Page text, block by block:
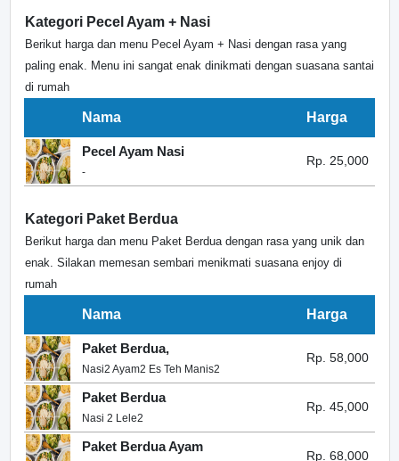
Kategori Pecel Ayam + Nasi
Berikut harga dan menu Pecel Ayam + Nasi dengan rasa yang
paling enak. Menu ini sangat enak dinikmati dengan suasana santai
di rumah
Nama Harga
Pecel Ayam Nasi
-
Rp. 25,000
Kategori Paket Berdua
Berikut harga dan menu Paket Berdua dengan rasa yang unik dan
enak. Silakan memesan sembari menikmati suasana enjoy di
rumah
Nama Harga
Paket Berdua,
Nasi2 Ayam2 Es Teh Manis2
Rp. 58,000
Paket Berdua
Nasi 2 Lele2
Rp. 45,000
Paket Berdua Ayam
Rp. 68,000